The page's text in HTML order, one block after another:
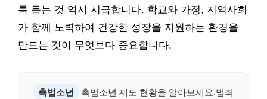
록 돕는 것 역시 시급합니다. 학교와 가정, 지역사회
가 함께 노력하여 건강한 성장을 지원하는 환경을
만드는 것이 무엇보다 중요합니다.
촉법소년
촉법소년 제도 현황을 알아보세요.범죄